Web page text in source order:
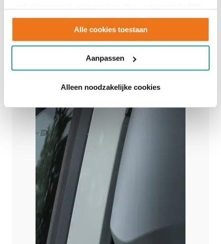
gebruiken.
Alle cookies toestaan
Aanpassen
Alleen noodzakelijke cookies
Vacatures